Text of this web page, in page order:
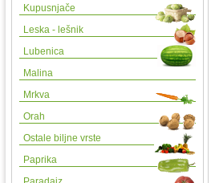
Kupusnjače
Leska - lešnik
Lubenica
Malina
Mrkva
Orah
Ostale biljne vrste
Paprika